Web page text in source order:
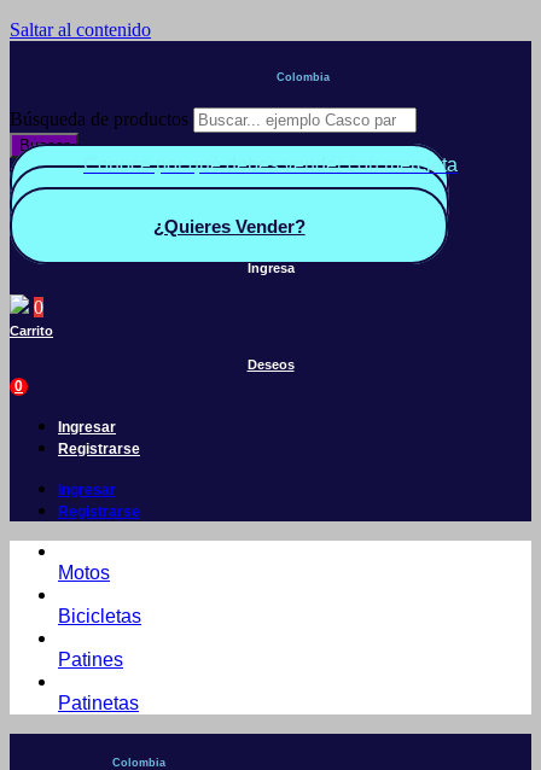
Saltar al contenido
Colombia
Búsqueda de productos
Buscar
Conoce por qué debes vender con mercleta
Quiero Vender
¿Quieres Vender?
Ingresa
0
Carrito
Deseos
0
Ingresar
Registrarse
Ingresar
Registrarse
Motos
Bicicletas
Patines
Patinetas
Colombia